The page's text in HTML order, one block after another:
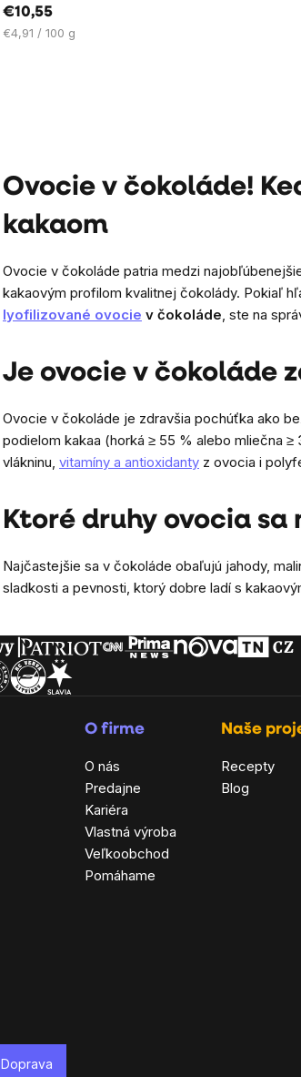
€10,55
Jednotková
€4,91 / 100 g
Ovocie v čokoláde!
kakaom
Ovocie v čokoláde patria medzi
kakaovým profilom kvalitnej čokolády. Pokiaľ
lyofilizované ovocie v čokoláde, ste na
Je ovocie v čokoláde
Ovocie v čokoláde je zdravšia pochúťka ako
podielom kakaa (horká ≥ 55 % alebo mliečna
vlákninu, vitamíny a antioxidanty z ovocia i
Ktoré druhy ovocia
Najčastejšie sa v čokoláde obaľujú jahody,
sladkosti a pevnosti, ktorý dobre ladí s
O firme
O nás
Predajne
Kariéra
Vlastná výroba
Veľkoobchod
Pomáhame
Naše
Recepty
Blog
Doprava